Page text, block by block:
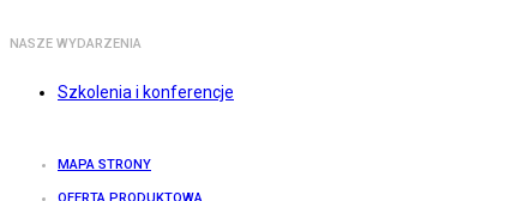
NASZE WYDARZENIA
Szkolenia i konferencje
MAPA STRONY